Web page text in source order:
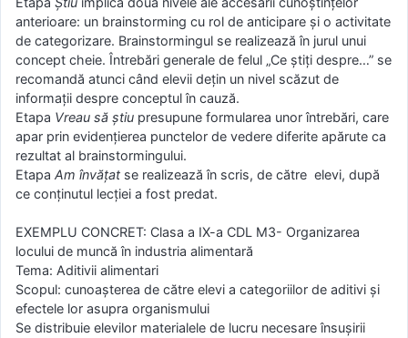
anterioare: un brainstorming cu rol de anticipare şi o activitate
de categorizare. Brainstormingul se realizează în jurul unui
concept cheie. Întrebări generale de felul „Ce ştiţi despre…” se
recomandă atunci când elevii deţin un nivel scăzut de
informaţii despre conceptul în cauză.
Etapa Vreau să ştiu presupune formularea unor întrebări, care
apar prin evidenţierea punctelor de vedere diferite apărute ca
rezultat al brainstormingului.
Etapa Am învăţat se realizează în scris, de către elevi, după
ce conţinutul lecţiei a fost predat.
EXEMPLU CONCRET: Clasa a IX-a CDL M3- Organizarea
locului de muncă în industria alimentară
Tema: Aditivii alimentari
Scopul: cunoașterea de către elevi a categoriilor de aditivi și
efectele lor asupra organismului
Se distribuie elevilor materialele de lucru necesare însușirii